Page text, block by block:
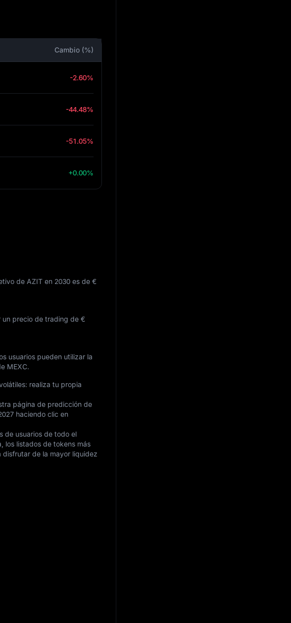
Cambio (%)
-2.60%
-44.48%
-51.05%
+0.00%
de AZIT en 2030 es de €
un precio de trading de €
usuarios pueden utilizar la
MEXC.
realiza tu propia
página de predicción de
haciendo clic en
de usuarios de todo el
los listados de tokens más
disfrutar de la mayor liquidez